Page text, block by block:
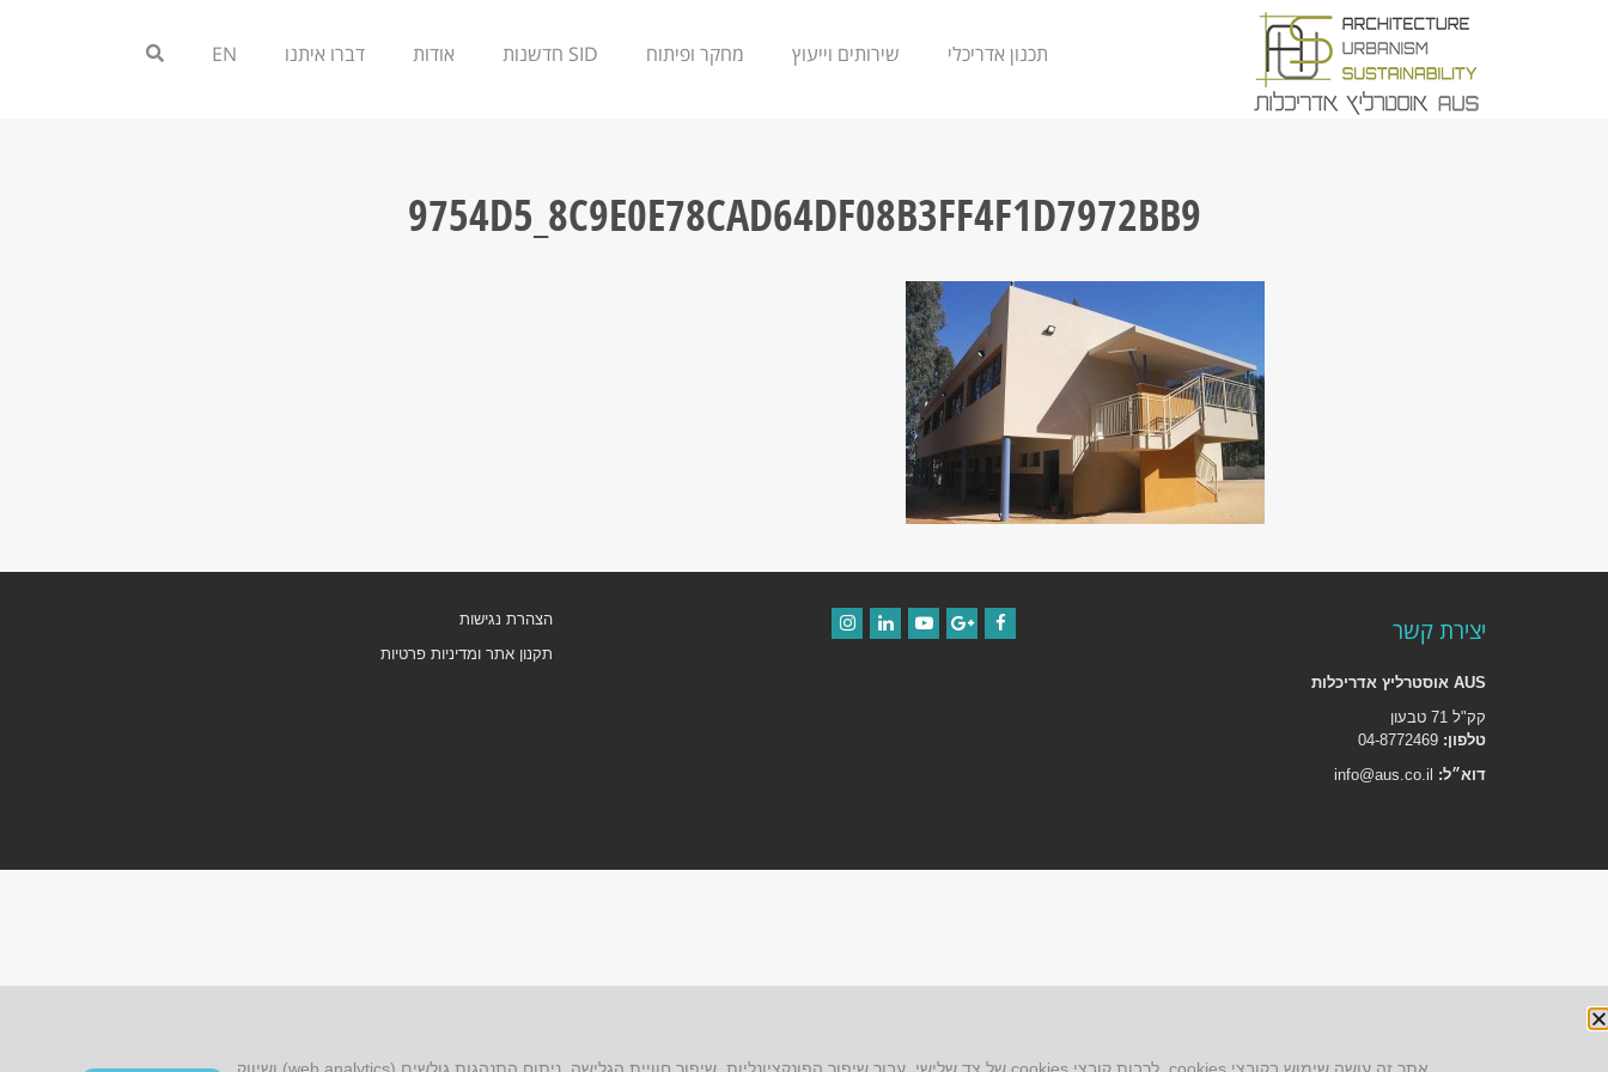
תכנון אדריכלי שירותים וייעוץ מחקר ופיתוח SID חדשנות אודות דברו איתנו EN
9754D5_8C9E0E78CAD64DF08B3FF4F1D7972BB9
יצירת קשר
AUS אוסטרליץ אדריכלות
קק"ל 71 טבעון
טלפון:
דוא״ל: info@aus.co.il
הצהרת נגישות
תקנון אתר ומדיניות פרטיות
אתר זה עושה שימוש בקובצי cookies, לרבות קובצי cookies של צד שלישי, עבור שיפור הפונקציונליות, שיפור חוויית הגלישה, ניתוח התנהגות גולשים (web analytics) ושיווק